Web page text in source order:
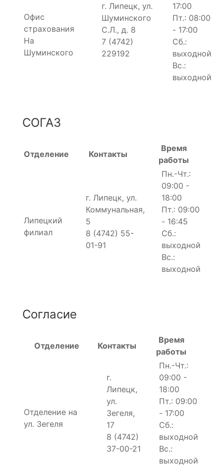
Офис
страхования
На
Шуминского
г. Липецк, ул.
Шуминского
С.Л., д. 8
7 (4742)
229192
17:00
Пт.: 08:00
- 17:00
Сб.:
выходной
Вс.:
выходной
СОГАЗ
Отделение Контакты
Время
работы
Липецкий
филиал
г. Липецк, ул.
Коммунальная,
5
8 (4742) 55-
01-91
Пн.-Чт.:
09:00 -
18:00
Пт.: 09:00
- 16:45
Сб.:
выходной
Вс.:
выходной
Согласие
Отделение Контакты
Время
работы
Отделение на
ул. Зегеля
г.
Липецк,
ул.
Зегеля,
17
8 (4742)
37-00-21
Пн.-Чт.:
09:00 -
18:00
Пт.: 09:00
- 17:00
Сб.:
выходной
Вс.:
выходной